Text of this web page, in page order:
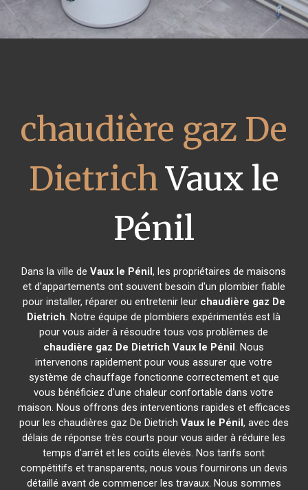
chaudière gaz De
DietrichVaux le
Pénil
Dans la ville deVaux le Pénil, les propriétaires de maisons
et d'appartements ont souvent besoin d'un plombier fiable
pour installer, réparer ou entretenir leur chaudière gaz De
Dietrich. Notre équipe de plombiers expérimentés est là
pour vous aider à résoudre tous vos problèmes de
chaudière gaz De Dietrich Vaux le Pénil. Nous
intervenons rapidement pour vous assurer que votre
système de chauffage fonctionne correctement et que
vous bénéficiez d'une chaleur confortable dans votre
maison. Nous offrons des interventions rapides et efficaces
pour les chaudières gaz De Dietrich Vaux le Pénil, avec des
délais de réponse très courts pour vous aider à réduire les
temps d'arrêt et les coûts élevés. Nos tarifs sont
compétitifs et transparents, nous vous fournirons un devis
détaillé avant de commencer les travaux. Nous sommes